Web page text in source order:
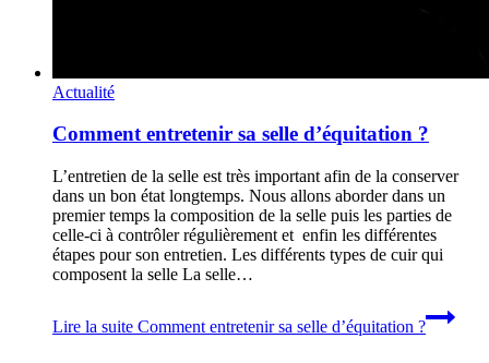
Actualité
Comment entretenir sa selle d’équitation ?
L’entretien de la selle est très important afin de la conserver
dans un bon état longtemps. Nous allons aborder dans un
premier temps la composition de la selle puis les parties de
celle-ci à contrôler régulièrement et enfin les différentes
étapes pour son entretien. Les différents types de cuir qui
composent la selle La selle…
Lire la suite Comment entretenir sa selle d’équitation ?